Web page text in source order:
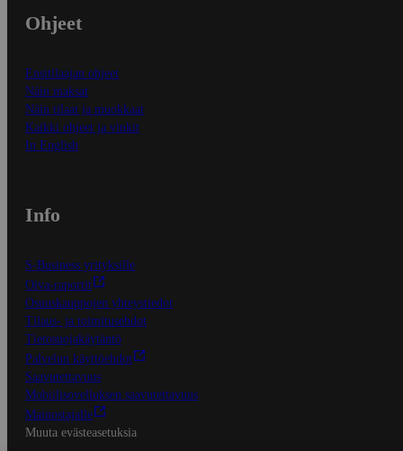
Ohjeet
Ensitilaajan ohjeet
Näin maksat
Näin tilaat ja muokkaat
Kaikki ohjeet ja vinkit
In English
Info
S-Business yrityksille
Oiva-raportit
Osuuskauppojen yhteystiedot
Tilaus- ja toimitusehdot
Tietosuojakäytäntö
Palvelun käyttöehdot
Saavutettavuus
Mobiilisovelluksen saavutettavuus
Mainostajalle
Muuta evästeasetuksia